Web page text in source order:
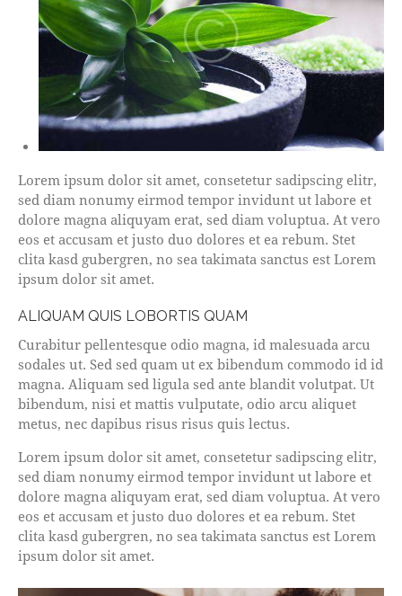
Lorem ipsum dolor sit amet, consetetur sadipscing elitr,
sed diam nonumy eirmod tempor invidunt ut labore et
dolore magna aliquyam erat, sed diam voluptua. At vero
eos et accusam et justo duo dolores et ea rebum. Stet
clita kasd gubergren, no sea takimata sanctus est Lorem
ipsum dolor sit amet.
ALIQUAM QUIS LOBORTIS QUAM
Curabitur pellentesque odio magna, id malesuada arcu
sodales ut. Sed sed quam ut ex bibendum commodo id id
magna. Aliquam sed ligula sed ante blandit volutpat. Ut
bibendum, nisi et mattis vulputate, odio arcu aliquet
metus, nec dapibus risus risus quis lectus.
Lorem ipsum dolor sit amet, consetetur sadipscing elitr,
sed diam nonumy eirmod tempor invidunt ut labore et
dolore magna aliquyam erat, sed diam voluptua. At vero
eos et accusam et justo duo dolores et ea rebum. Stet
clita kasd gubergren, no sea takimata sanctus est Lorem
ipsum dolor sit amet.